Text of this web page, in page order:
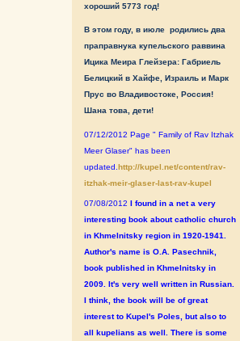
хороший 5773 год!
В этом году, в июле родились два
праправнука купельского раввина
Ицика Меира Глейзера: Габриель
Белицкий в Хайфе, Израиль и Марк
Прус во Владивостоке, Россия!
Шана това, дети!
07/12/2012 Page " Family of Rav Itzhak
Meer Glaser" has been
updated. http://kupel.net/content/rav-
itzhak-meir-glaser-last-rav-kupel
07/08/2012 I found in a net a very
interesting book about catholic church
in Khmelnitsky region in 1920-1941.
Author's name is O.A. Pasechnik,
book published in Khmelnitsky in
2009. It's very well written in Russian.
I think, the book will be of great
interest to Kupel's Poles, but also to
all kupelians as well. There is some